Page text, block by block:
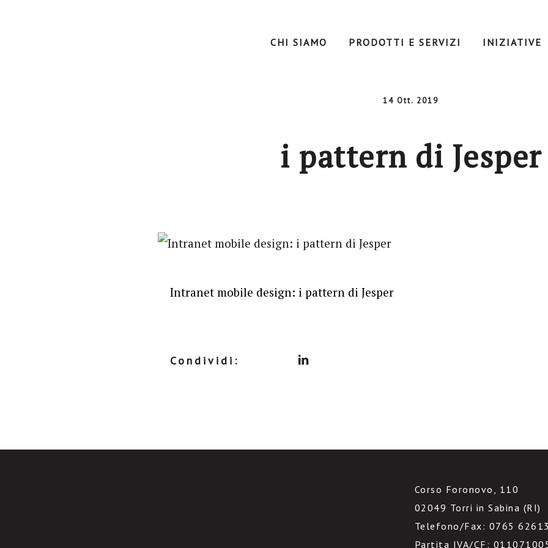
CHI SIAMO PRODOTTI E SERVIZI INIZIATIVE
14 Ott. 2019
i pattern di Jesper
Intranet mobile design: i pattern di Jesper
Condividi:
Corso Foronovo, 110
02049 Torri in Sabina (RI)
Telefono/Fax: 0765 62613
Partita IVA/CF: